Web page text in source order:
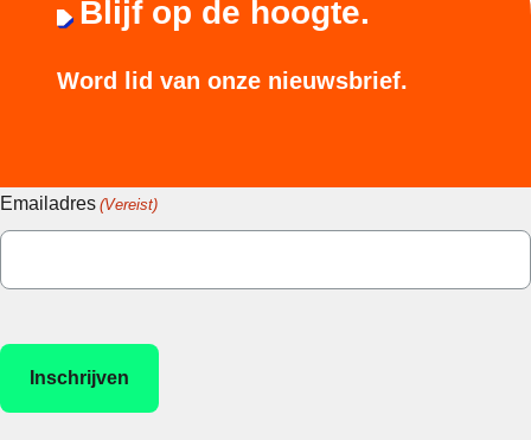
Blijf op de hoogte.
Word lid van onze nieuwsbrief.
Emailadres (Vereist)